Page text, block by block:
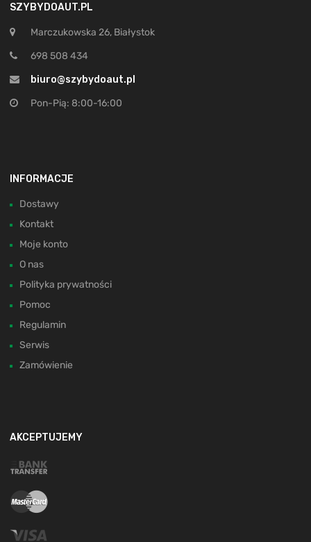
SZYBYDOAUT.PL
Marczukowska 26, Białystok
698 508 434
biuro@szybydoaut.pl
Pon-Pią: 8:00-16:00
INFORMACJE
Dostawy
Kontakt
Moje konto
O nas
Polityka prywatności
Pomoc
Regulamin
Serwis
Zamówienie
AKCEPTUJEMY